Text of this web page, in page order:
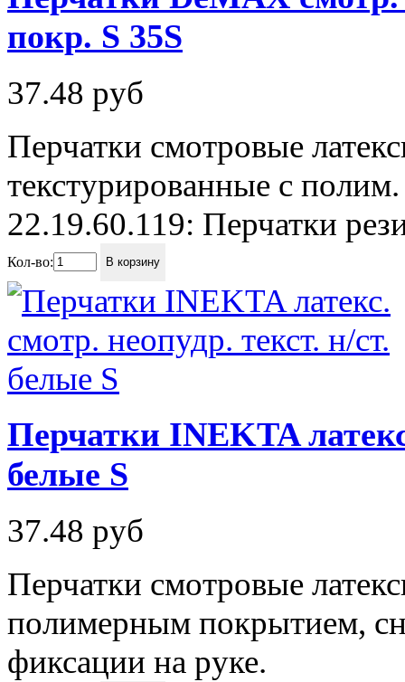
покр. S 35S
37.48 руб
Перчатки смотровые
текстурированные с
22.19.60.119: Перчатки
Кол-во: В корзину
Перчатки INEKTA
белые S
37.48 руб
Перчатки смотровые
полимерным покрытием,
фиксации на руке.